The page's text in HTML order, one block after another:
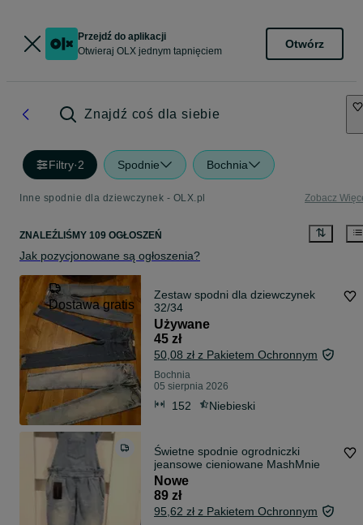
Przejdź do aplikacji
Otwieraj OLX jednym tapnięciem
Otwórz
Znajdź coś dla siebie
Filtry·2 Spodnie Bochnia
Inne spodnie dla dziewczynek - OLX.pl Zobacz
ZNALEŹLIŚMY 109 OGŁOSZEŃ
Jak pozycjonowane są ogłoszenia?
Dostawa gratis
Zestaw spodni dla dziewczynek
32/34
Używane
45 zł
50,08 zł z Pakietem Ochronnym
Bochnia
05 sierpnia 2026
152 Niebieski
Świetne spodnie ogrodniczki
jeansowe cieniowane MashMnie
Nowe
89 zł
95,62 zł z Pakietem Ochronnym